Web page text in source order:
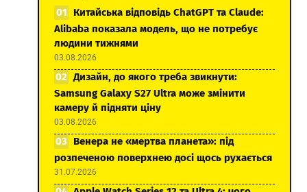
Китайська відповідь ChatGPT та Claude:
Alibaba показала модель, що не потребує
людини тижнями
03.08.2026
Дизайн, до якого треба звикнути:
Samsung Galaxy S27 Ultra може змінити
камеру й підняти ціну
03.08.2026
Венера не «мертва планета»: під
розпеченою поверхнею досі щось рухається
31.07.2026